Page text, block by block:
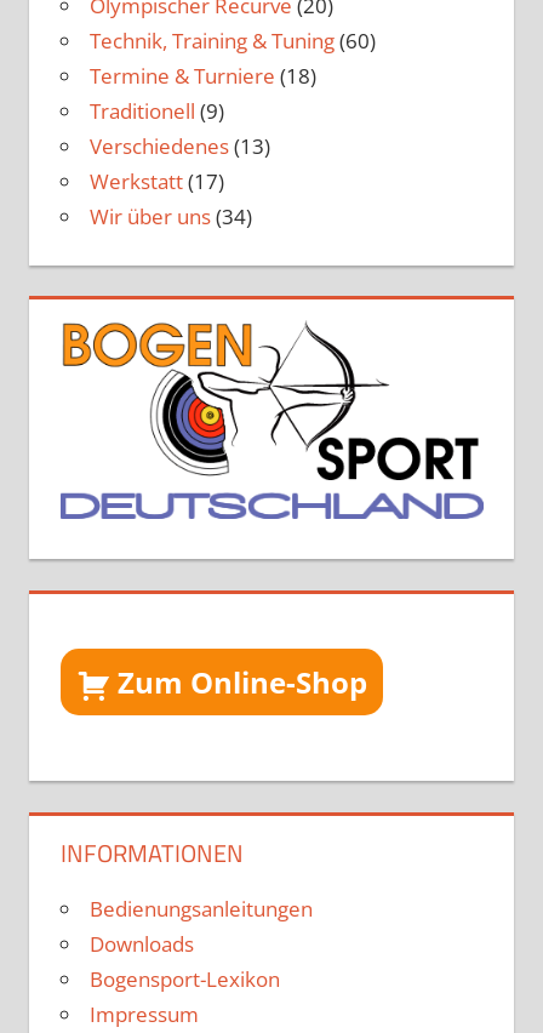
Olympischer Recurve (20)
Technik, Training & Tuning(60)
Termine & Turniere (18)
Traditionell (9)
Verschiedenes(13)
Werkstatt(17)
Wir über uns(34)
Zum Online-Shop
INFORMATIONEN
Bedienungsanleitungen
Downloads
Bogensport-Lexikon
Impressum